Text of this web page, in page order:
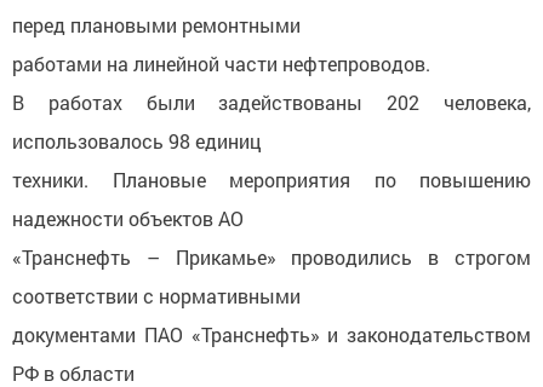
перед плановыми ремонтными
работами на линейной части нефтепроводов.
В работах были задействованы 202 человека,
использовалось 98 единиц
техники. Плановые мероприятия по повышению
надежности объектов АО
«Транснефть – Прикамье» проводились в строгом
соответствии с нормативными
документами ПАО «Транснефть» и законодательством
РФ в области